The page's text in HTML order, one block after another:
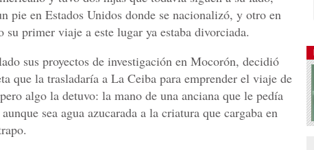
pie en Estados Unidos donde se nacionalizó, y otro en
primer viaje a este lugar ya estaba divorciada.
sus proyectos de investigación en Mocorón, decidió
que la trasladaría a La Ceiba para emprender el viaje de
algo la detuvo: la mano de una anciana que le pedía
sea agua azucarada a la criatura que cargaba en